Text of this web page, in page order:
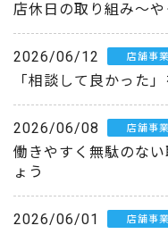
店休日の取り組み～
2026/06/12 店舗事
「相談して良かった
2026/06/08 店舗事
働きやすく無駄のな
ょう
2026/06/01 店舗事